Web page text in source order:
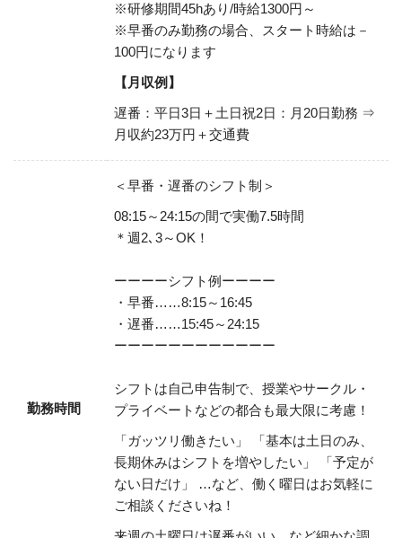
※研修期間45hあり/時給1300円～
※早番のみ勤務の場合、スタート時給は－
100円になります
【月収例】
遅番：平日3日＋土日祝2日：月20日勤務 ⇒
月収約23万円＋交通費
勤務時間
＜早番・遅番のシフト制＞
08:15～24:15の間で実働7.5時間
＊週2､3～OK！
ーーーーシフト例ーーーー
・早番……8:15～16:45
・遅番……15:45～24:15
ーーーーーーーーーーーー
シフトは自己申告制で、授業やサークル・
プライベートなどの都合も最大限に考慮！
「ガッツリ働きたい」
「基本は土日のみ、
長期休みはシフトを増やしたい」
「予定が
ない日だけ」
…など、働く曜日はお気軽に
ご相談くださいね！